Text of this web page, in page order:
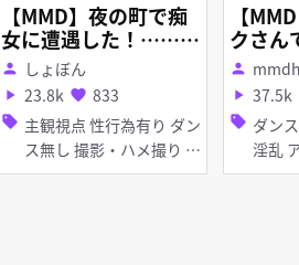
【MMD】夜の町で痴
女に遭遇した！……的
な 続
person しょぼん
play_arrow 23.8k favorite 833
sell 主観視点 性行為有り ダン
ス無し 撮影・ハメ撮り 野
外 淫乱 獣耳 バイブ・ロ
【
クさん
腰振り
person
play_arrow 37.5k
sell ダンス有り つ
淫乱 アヘ顔 お漏らし・潮